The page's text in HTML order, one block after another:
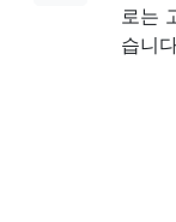
로는
습니